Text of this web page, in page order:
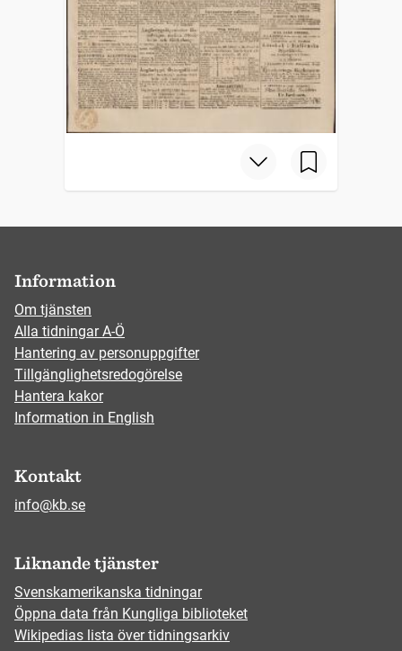
Information
Om tjänsten
Alla tidningar A-Ö
Hantering av personuppgifter
Tillgänglighetsredogörelse
Hantera kakor
Information in English
Kontakt
info@kb.se
Liknande tjänster
Svenskamerikanska tidningar
Öppna data från Kungliga biblioteket
Wikipedias lista över tidningsarkiv